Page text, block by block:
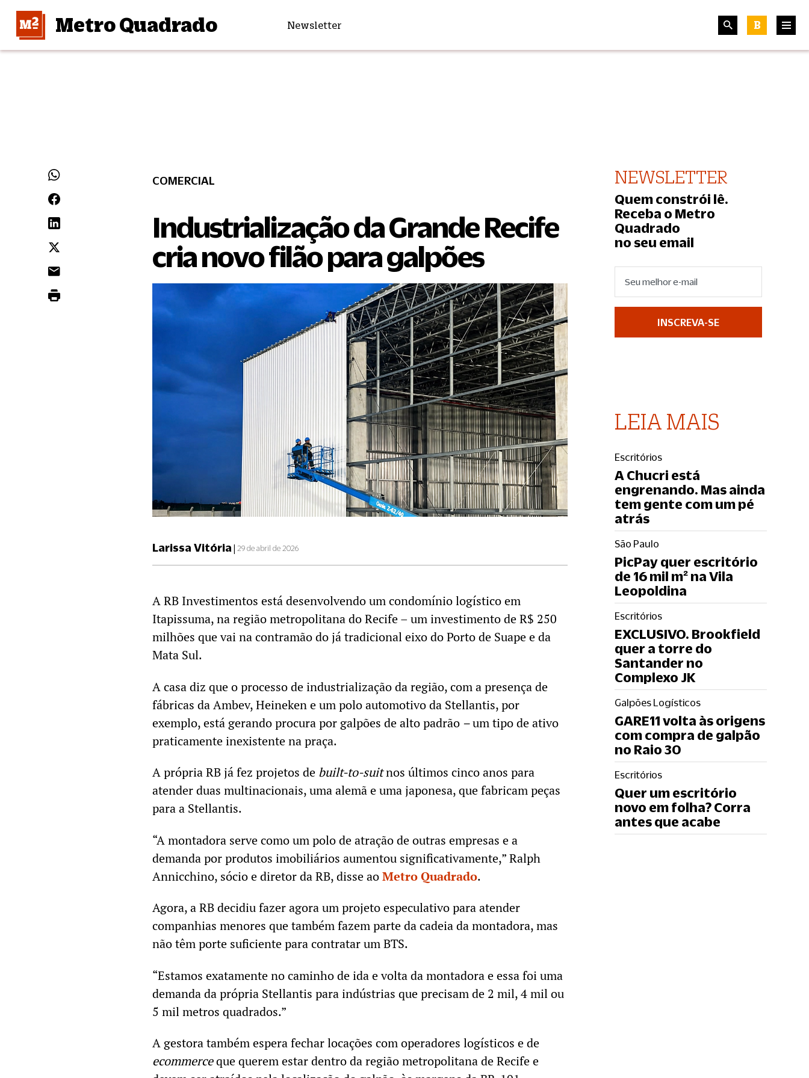
Metro Quadrado Newsletter B
COMERCIAL
Industrialização da Grande Recife
cria novo filão para galpões
Larissa Vitória| 29 de abril de 2026
A RB Investimentos está desenvolvendo um condomínio logístico em
Itapissuma, na região metropolitana do Recife – um investimento de R$ 250
milhões que vai na contramão do já tradicional eixo do Porto de Suape e da
Mata Sul.
A casa diz que o processo de industrialização da região, com a presença de
fábricas da Ambev, Heineken e um polo automotivo da Stellantis, por
exemplo, está gerando procura por galpões de alto padrão –um tipo de ativo
praticamente inexistente na praça.
A própria RB já fez projetos de built-to-suitnos últimos cinco anos para
atender duas multinacionais, uma alemã e uma japonesa, que fabricam peças
para a Stellantis.
“A montadora serve como um polo de atração de outras empresas e a
demanda por produtos imobiliários aumentou significativamente,” Ralph
Annicchino, sócio e diretor da RB, disse aoMetro Quadrado.
Agora, a RB decidiu fazer agora um projeto especulativo para atender
companhias menores que também fazem parte da cadeia da montadora, mas
não têm porte suficiente para contratar um BTS.
“Estamos exatamente no caminho de ida e volta da montadora e essa foi uma
demanda da própria Stellantis para indústrias que precisam de 2 mil, 4 mil ou
5 mil metros quadrados.”
A gestora também espera fechar locações com operadores logísticos e de
ecommerceque querem estar dentro da região metropolitana de Recife e
NEWSLETTER
Quem constrói lê.
Receba o Metro
Quadrado
no seu email
INSCREVA-SE
LEIA MAIS
Escritórios
A Chucri está
engrenando. Mas ainda
tem gente com um pé
atrás
São Paulo
PicPay quer escritório
de 16 mil m² na Vila
Leopoldina
Escritórios
EXCLUSIVO. Brookfield
quer a torre do
Santander no
Complexo JK
Galpões Logísticos
GARE11 volta às origens
com compra de galpão
no Raio 30
Escritórios
Quer um escritório
novo em folha? Corra
antes que acabe